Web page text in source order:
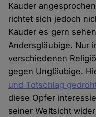
Kauder
richtet sich jedoch
Kauder es gern
Andersgläubige. Nur
verschiedenen
gegen Ungläubige.
und Totschlag
diese Opfer
seiner Weltsicht